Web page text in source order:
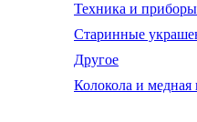
Техника и приборы
Старинные
Другое
Колокола и медная